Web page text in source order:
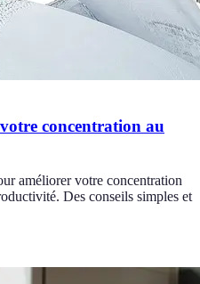
concentration au
améliorer votre concentration
Des conseils simples et